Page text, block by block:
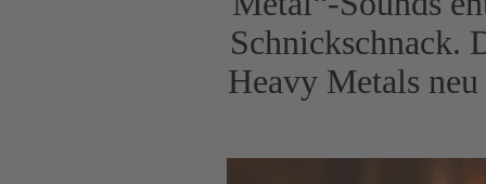
Schnickschnack.
Heavy Metals